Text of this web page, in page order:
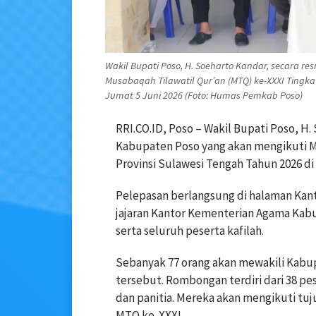
Wakil Bupati Poso, H. Soeharto Kandar, secara
Musabaqah Tilawatil Qur’an (MTQ) ke-XXXI
Jumat 5 Juni 2026 (Foto: Humas Pemkab Poso)
RRI.CO.ID, Poso – Wakil Bupati Poso,
Kabupaten Poso yang akan mengikuti
Provinsi Sulawesi Tengah Tahun 2026
Pelepasan berlangsung di halaman
jajaran Kantor Kementerian Agama
serta seluruh peserta kafilah.
Sebanyak 77 orang akan mewakili
tersebut. Rombongan terdiri dari 38
dan panitia. Mereka akan mengikuti